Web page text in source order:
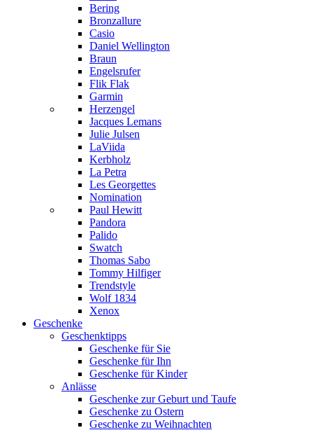
Bering
Bronzallure
Casio
Daniel Wellington
Braun
Engelsrufer
Flik Flak
Garmin
Herzengel
Jacques Lemans
Julie Julsen
LaViida
Kerbholz
La Petra
Les Georgettes
Nomination
Paul Hewitt
Pandora
Palido
Swatch
Thomas Sabo
Tommy Hilfiger
Trendstyle
Wolf 1834
Xenox
Geschenke
Geschenktipps
Geschenke für Sie
Geschenke für Ihn
Geschenke für Kinder
Anlässe
Geschenke zur Geburt und Taufe
Geschenke zu Ostern
Geschenke zu Weihnachten